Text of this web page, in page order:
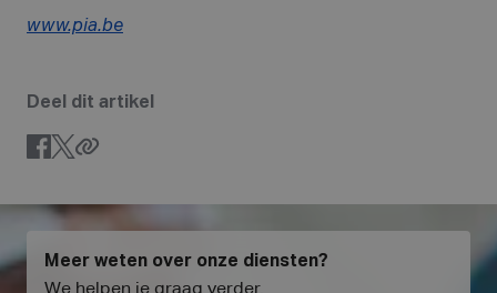
www.pia.be
Deel dit artikel
Meer weten over onze diensten?